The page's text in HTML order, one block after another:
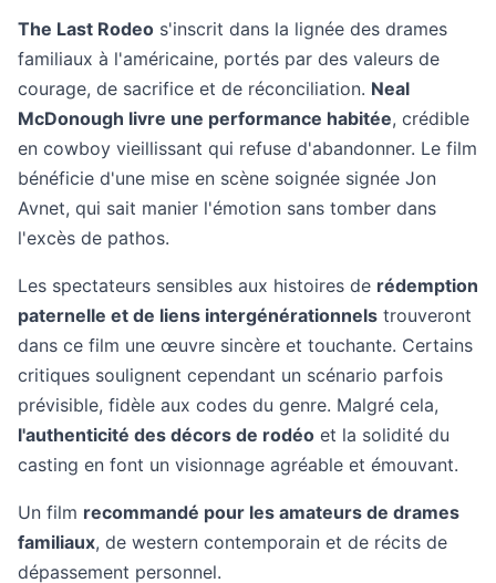
The Last Rodeo s'inscrit dans la lignée des drames
familiaux à l'américaine, portés par des valeurs de
courage, de sacrifice et de réconciliation. Neal
McDonough livre une performance habitée, crédible
en cowboy vieillissant qui refuse d'abandonner. Le film
bénéficie d'une mise en scène soignée signée Jon
Avnet, qui sait manier l'émotion sans tomber dans
l'excès de pathos.
Les spectateurs sensibles aux histoires de rédemption
paternelle et de liens intergénérationnels trouveront
dans ce film une œuvre sincère et touchante. Certains
critiques soulignent cependant un scénario parfois
prévisible, fidèle aux codes du genre. Malgré cela,
l'authenticité des décors de rodéo et la solidité du
casting en font un visionnage agréable et émouvant.
Un film recommandé pour les amateurs de drames
familiaux, de western contemporain et de récits de
dépassement personnel.